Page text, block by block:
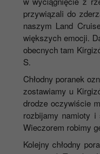
przywiązali do
naszym Land
większych emocji.
obecnych tam
S.
Chłodny poranek
zostawiamy u
drodze oczywiście
rozbijamy namioty i
Wieczorem robimy
Kolejny chłodny